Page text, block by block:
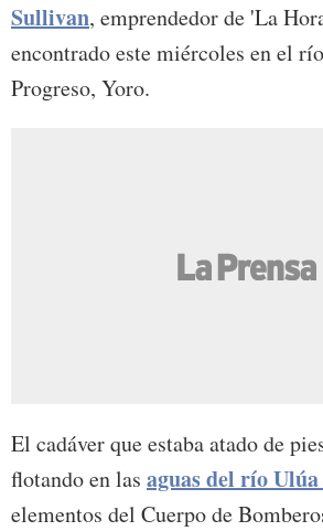
Sullivan, emprendedor de 'La
encontrado este miércoles en el
Progreso, Yoro.
El cadáver que estaba atado de
flotando en las aguas del río Ulúa
elementos del Cuerpo de